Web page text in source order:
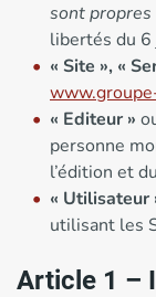
sont propres
libertés du
« Site », «
« Editeur »
personne
l’édition et
« Utilisateur
utilisant les
Article 1 –